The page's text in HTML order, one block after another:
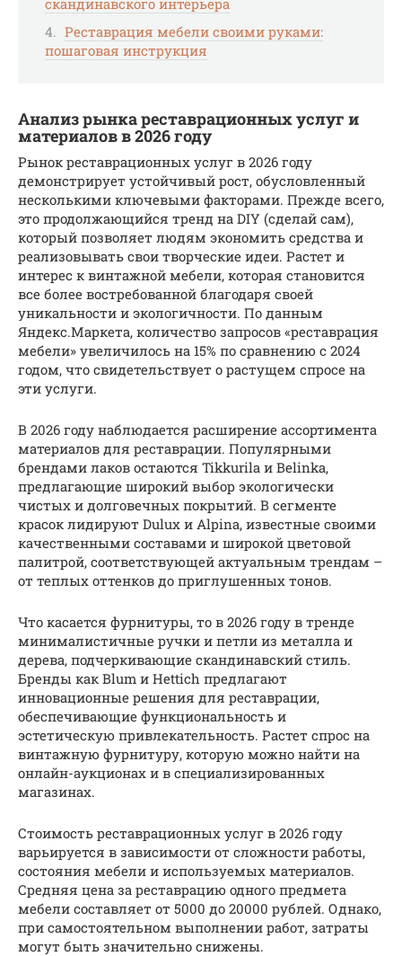
Реставрация мебели своими руками:
пошаговая инструкция
Анализ рынка реставрационных услуг и
материалов в 2026 году
Рынок реставрационных услуг в 2026 году
демонстрирует устойчивый рост, обусловленный
несколькими ключевыми факторами. Прежде всего,
это продолжающийся тренд на DIY (сделай сам),
который позволяет людям экономить средства и
реализовывать свои творческие идеи. Растет и
интерес к винтажной мебели, которая становится
все более востребованной благодаря своей
уникальности и экологичности. По данным
Яндекс.Маркета, количество запросов «реставрация
мебели» увеличилось на 15% по сравнению с 2024
годом, что свидетельствует о растущем спросе на
эти услуги.
В 2026 году наблюдается расширение ассортимента
материалов для реставрации. Популярными
брендами лаков остаются Tikkurila и Belinka,
предлагающие широкий выбор экологически
чистых и долговечных покрытий. В сегменте
красок лидируют Dulux и Alpina, известные своими
качественными составами и широкой цветовой
палитрой, соответствующей актуальным трендам –
от теплых оттенков до приглушенных тонов.
Что касается фурнитуры, то в 2026 году в тренде
минималистичные ручки и петли из металла и
дерева, подчеркивающие скандинавский стиль.
Бренды как Blum и Hettich предлагают
инновационные решения для реставрации,
обеспечивающие функциональность и
эстетическую привлекательность. Растет спрос на
винтажную фурнитуру, которую можно найти на
онлайн-аукционах и в специализированных
магазинах.
Стоимость реставрационных услуг в 2026 году
варьируется в зависимости от сложности работы,
состояния мебели и используемых материалов.
Средняя цена за реставрацию одного предмета
мебели составляет от 5000 до 20000 рублей. Однако,
при самостоятельном выполнении работ, затраты
могут быть значительно снижены.